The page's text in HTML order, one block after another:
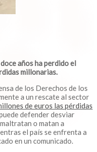
años ha perdido el
millonarias.
de los Derechos de los
a un rescate al sector
de euros las pérdidas
defender desviar
o matan a
el país se enfrenta a
en un comunicado.